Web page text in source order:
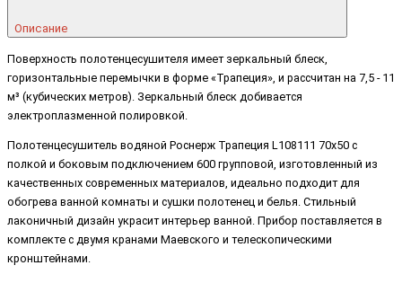
Описание
Поверхность полотенцесушителя имеет зеркальный блеск,
горизонтальные перемычки в форме «Трапеция», и рассчитан на 7,5 - 11
м³ (кубических метров). Зеркальный блеск добивается
электроплазменной полировкой.
Полотенцесушитель водяной Роснерж Трапеция L108111 70x50 с
полкой и боковым подключением 600 групповой, изготовленный из
качественных современных материалов, идеально подходит для
обогрева ванной комнаты и сушки полотенец и белья. Стильный
лаконичный дизайн украсит интерьер ванной. Прибор поставляется в
комплекте с двумя кранами Маевского и телескопическими
кронштейнами.